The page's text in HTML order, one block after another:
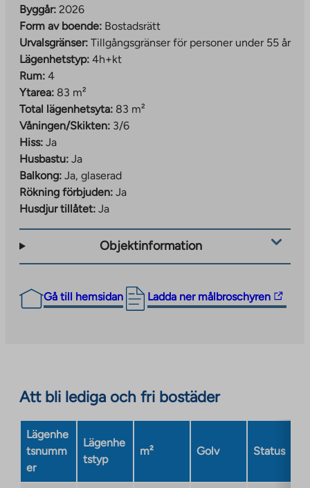
Byggår: 2026
Form av boende: Bostadsrätt
Urvalsgränser: Tillgångsgränser för personer under 55 år
Lägenhetstyp: 4h+kt
Rum: 4
Ytarea: 83 m²
Total lägenhetsyta: 83 m²
Våningen/Skikten: 3/6
Hiss: Ja
Husbastu: Ja
Balkong: Ja, glaserad
Rökning förbjuden: Ja
Husdjur tillåtet: Ja
Objektinformation
Gå till hemsidan Ladda ner målbroschyren
The
link
external
opens
a
Att bli lediga och fri bostäder
Lägenhe
tsnumm
er
Lägenhe
tstyp
m² Golv Status